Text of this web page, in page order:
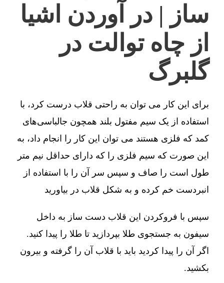
ساز | در آوردن اشیا
از چاه توالت در
گلبرگ
برای این کار می توان به راحتی قلاب درست کرد، با
استفاده از یک سیم مفتول بلند همچون جالباسی‌های
کمد که فلزی هستند می توان این کار را انجام داد، به
این صورت که سیم فلزی را که دارای حداقل نیم متر
طول است را صاف و سپس سر آن را با استفاده از
انبردست خم کرده و به شکل قلاب در بیاورید
سپس با فروکردن این قلاب دست ساز به داخل
سیفون به جستجوی طلا بپردازید تا طلا را پیدا کنید.
اگر آن را پیدا کردید باید با قلاب آن را گرفته و بیرون
بکشید.